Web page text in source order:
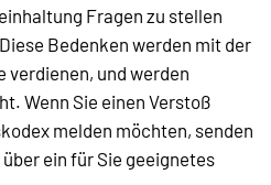
Fragen zu stellen
Bedenken werden mit der
verdienen, und werden
Wenn Sie einen Verstoß
melden möchten, senden
ein für Sie geeignetes